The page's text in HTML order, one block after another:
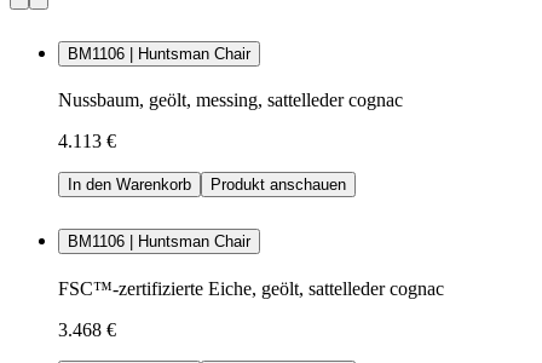
BM1106 | Huntsman Chair
Nussbaum, geölt, messing, sattelleder cognac
4.113 €
In den Warenkorb Produkt anschauen
BM1106 | Huntsman Chair
FSC™-zertifizierte Eiche, geölt, sattelleder cognac
3.468 €